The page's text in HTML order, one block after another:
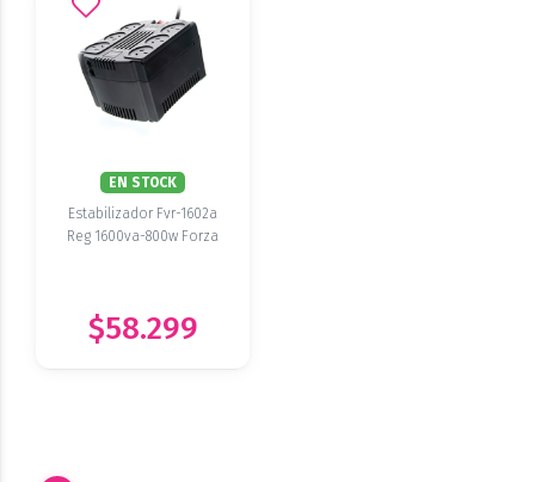
EN STOCK
Estabilizador Fvr-1602a
Reg 1600va-800w Forza
$58.299